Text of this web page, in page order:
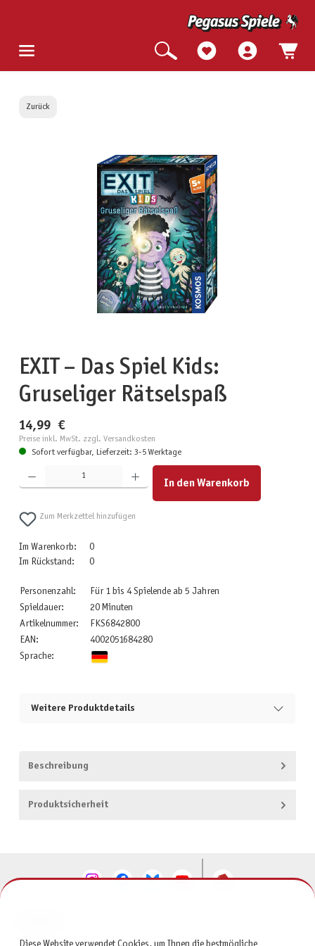
Zurück
Bildergalerie überspringen
EXIT – Das Spiel Kids:
Gruseliger Rätselspaß
14,99 €
Preise inkl. MwSt. zzgl. Versandkosten
Sofort verfügbar, Lieferzeit: 3-5 Werktage
Produkt Anzahl: Gib den gewünschten Wert ein oder benutze die Schaltflächen um die Anzahl zu
In den Warenkorb
Zum Merkzettel hinzufügen
Im Warenkorb:
0
Im Rückstand:
0
Personenzahl:
Für 1 bis 4 Spielende ab 5 Jahren
Spieldauer:
20 Minuten
Artikelnummer:
FKS6842800
EAN:
4002051684280
Sprache:
Weitere Produktdetails
Beschreibung
Produktsicherheit
Diese Website verwendet Cookies, um Ihnen die bestmögliche